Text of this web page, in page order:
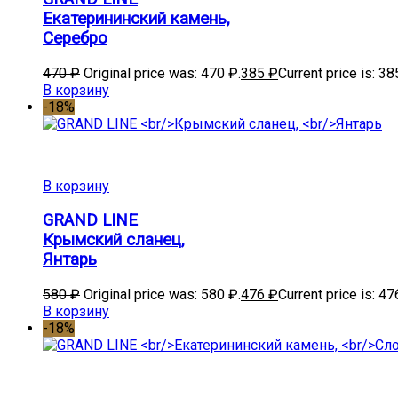
Екатерининский камень,
Серебро
470₽ Original price was: 470 ₽.385 ₽Current price is:
В корзину
-18%
В корзину
GRAND LINE
Крымский сланец,
Янтарь
580₽ Original price was: 580 ₽.476 ₽Current price is:
В корзину
-18%